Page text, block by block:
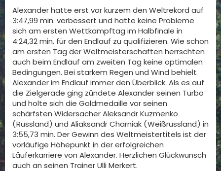
Alexander hatte erst vor kurzem den Weltrekord auf
3:47,99 min. verbessert und hatte keine Probleme
sich am ersten Wettkampftag im Halbfinale in
4:24,32 min. für den Endlauf zu qualifizieren. Wie schon
am ersten Tag der Weltmeisterschaften herrschten
auch beim Endlauf am zweiten Tag keine optimalen
Bedingungen. Bei starkem Regen und Wind behielt
Alexander im Endlauf immer den Überblick. Als es auf
die Zielgerade ging zündete Alexander seinen Turbo
und holte sich die Goldmedaille vor seinen
schärfsten Widersacher Aleksandr Kuzmenko
(Russland) und Aliaksandr Charniak (Weißrussland) in
3:55,73 min. Der Gewinn des Weltmeistertitels ist der
vorläufige Höhepunkt in der erfolgreichen
Läuferkarriere von Alexander. Herzlichen Glückwunsch
auch an seinen Trainer Ulli Merkert.